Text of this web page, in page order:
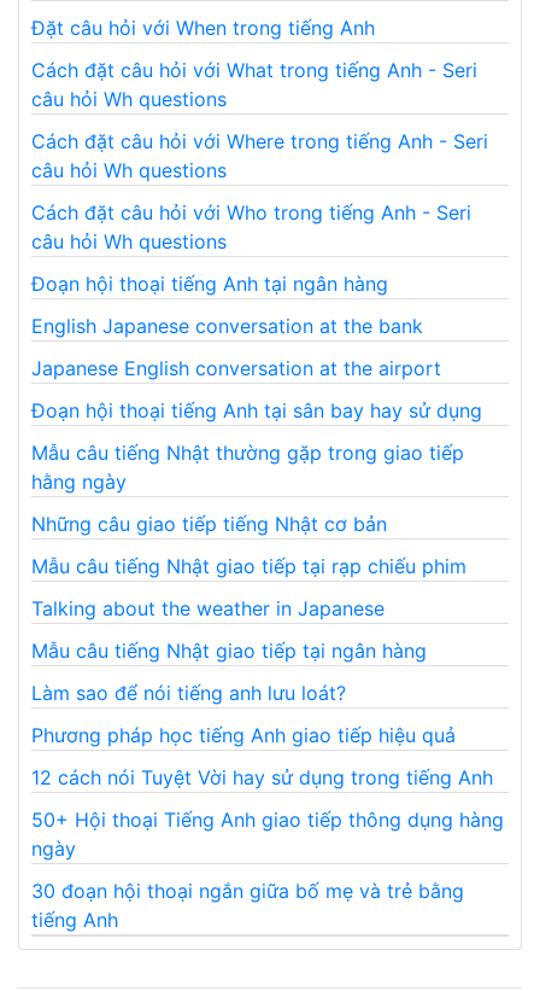
Đặt câu hỏi với When trong tiếng Anh
Cách đặt câu hỏi với What trong tiếng Anh - Seri
câu hỏi Wh questions
Cách đặt câu hỏi với Where trong tiếng Anh - Seri
câu hỏi Wh questions
Cách đặt câu hỏi với Who trong tiếng Anh - Seri
câu hỏi Wh questions
Đoạn hội thoại tiếng Anh tại ngân hàng
English Japanese conversation at the bank
Japanese English conversation at the airport
Đoạn hội thoại tiếng Anh tại sân bay hay sử dụng
Mẫu câu tiếng Nhật thường gặp trong giao tiếp
hằng ngày
Những câu giao tiếp tiếng Nhật cơ bản
Mẫu câu tiếng Nhật giao tiếp tại rạp chiếu phim
Talking about the weather in Japanese
Mẫu câu tiếng Nhật giao tiếp tại ngân hàng
Làm sao để nói tiếng anh lưu loát?
Phương pháp học tiếng Anh giao tiếp hiệu quả
12 cách nói Tuyệt Vời hay sử dụng trong tiếng Anh
50+ Hội thoại Tiếng Anh giao tiếp thông dụng hàng
ngày
30 đoạn hội thoại ngắn giữa bố mẹ và trẻ bằng
tiếng Anh